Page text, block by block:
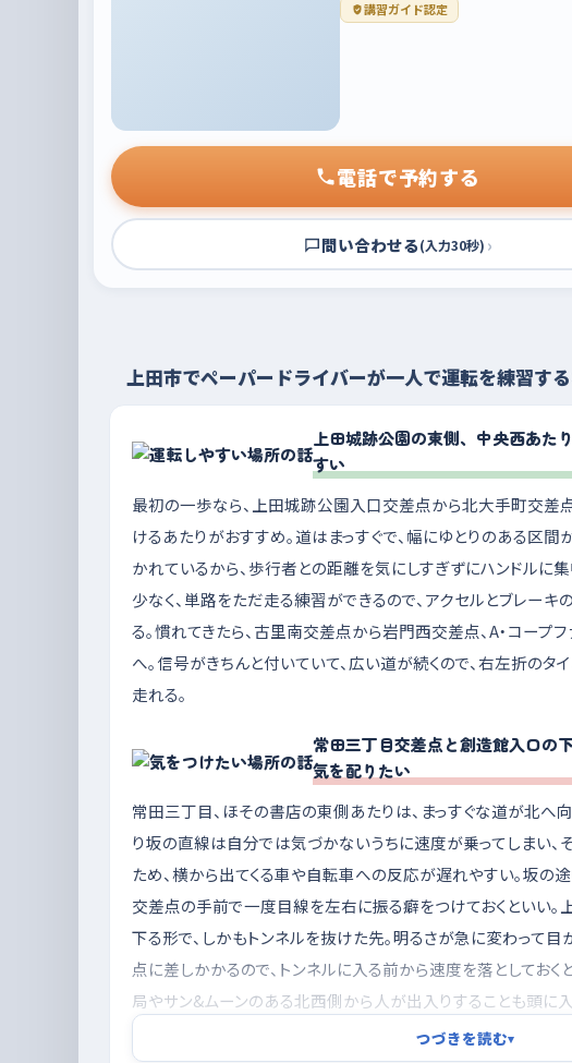
講習ガイド認定
電話で予約する
問い合わせる(入力30秒) ›
上田市でペーパードライバーが一人で運転を練習す
上田城跡公園の東側、中央西あた
すい
最初の一歩なら、上田城跡公園入口交差点から北大手町交差
けるあたりがおすすめ。道はまっすぐで、幅にゆとりのある区間
かれているから、歩行者との距離を気にしすぎずにハンドルに
少なく、単路をただ走る練習ができるので、アクセルとブレー
る。慣れてきたら、古里南交差点から岩門西交差点、A・コープ
へ。信号がきちんと付いていて、広い道が続くので、右左折のタ
走れる。
常田三丁目交差点と創造館入口の
気を配りたい
常田三丁目、ほその書店の東側あたりは、まっすぐな道が北へ
り坂の直線は自分では気づかないうちに速度が乗ってしまい
ため、横から出てくる車や自転車への反応が遅れやすい。坂の
交差点の手前で一度目線を左右に振る癖をつけておくといい
下る形で、しかもトンネルを抜けた先。明るさが急に変わって
点に差しかかるので、トンネルに入る前から速度を落としておく
局やサン&ムーンのある北西側から人が出入りすることも頭に入
夕方の混み合う時間を外し、駐車はアリオ上田やカイン
つづきを読む▾